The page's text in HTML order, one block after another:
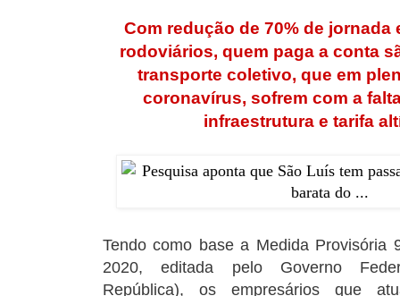
Com redução de 70% de jornada
rodoviários, quem paga a conta
transporte coletivo, que em
coronavírus, sofrem com a
infraestrutura e tarifa
Tendo como base a Medida Provisória
2020, editada pelo Governo
República), os empresários que